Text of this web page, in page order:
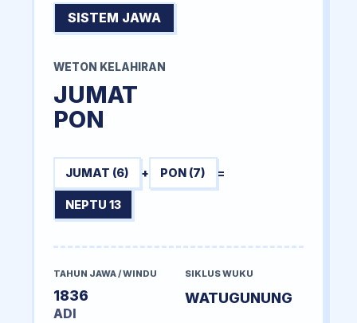
SISTEM JAWA
WETON KELAHIRAN
JUMAT
PON
JUMAT (6) + PON (7) =
NEPTU 13
TAHUN JAWA / WINDU
1836
ADI
SIKLUS WUKU
WATUGUNUNG